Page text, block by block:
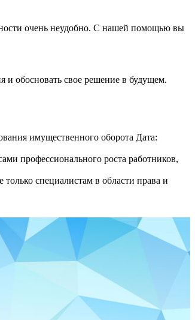
очень неудобно. С нашей помощью вы
и обосновать свое решение в будущем.
имущественного оборота Дата:
профессионального роста работников,
специалистам в области права и